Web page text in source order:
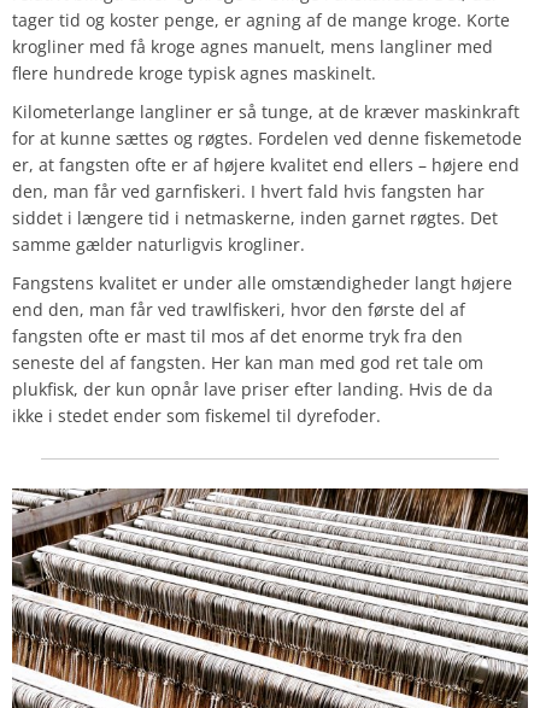
tager tid og koster penge, er agning af de mange kroge. Korte
krogliner med få kroge agnes manuelt, mens langliner med
flere hundrede kroge typisk agnes maskinelt.
Kilometerlange langliner er så tunge, at de kræver maskinkraft
for at kunne sættes og røgtes. Fordelen ved denne fiskemetode
er, at fangsten ofte er af højere kvalitet end ellers – højere end
den, man får ved garnfiskeri. I hvert fald hvis fangsten har
siddet i længere tid i netmaskerne, inden garnet røgtes. Det
samme gælder naturligvis krogliner.
Fangstens kvalitet er under alle omstændigheder langt højere
end den, man får ved trawlfiskeri, hvor den første del af
fangsten ofte er mast til mos af det enorme tryk fra den
seneste del af fangsten. Her kan man med god ret tale om
plukfisk, der kun opnår lave priser efter landing. Hvis de da
ikke i stedet ender som fiskemel til dyrefoder.